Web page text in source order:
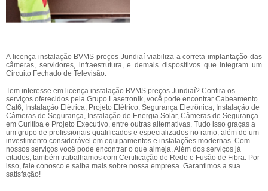
A licença instalação BVMS preços Jundiaí viabiliza a correta implantação das
câmeras, servidores, infraestrutura, e demais dispositivos que integram um
Circuito Fechado de Televisão.
Tem interesse em licença instalação BVMS preços Jundiaí? Confira os
serviços oferecidos pela Grupo Lasetronik, você pode encontrar Cabeamento
Cat6, Instalação Elétrica, Projeto Elétrico, Segurança Eletrônica, Instalação de
Câmeras de Segurança, Instalação de Energia Solar, Câmeras de Segurança
em Curitiba e Projeto Executivo, entre outras alternativas. Tudo isso graças a
um grupo de profissionais qualificados e especializados no ramo, além de um
investimento considerável em equipamentos e instalações modernas. Com
nossos serviços você pode encontrar o que almeja. Além dos serviços já
citados, também trabalhamos com Certificação de Rede e Fusão de Fibra. Por
isso, fale conosco e saiba mais sobre nossa empresa. Garantimos a sua
satisfação!